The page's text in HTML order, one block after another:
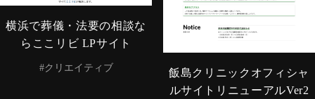
横浜で葬儀・法要の相談な
らここリビ LPサイト
#クリエイティブ
飯島クリニックオフィシャ
ルサイトリニューアルVer2